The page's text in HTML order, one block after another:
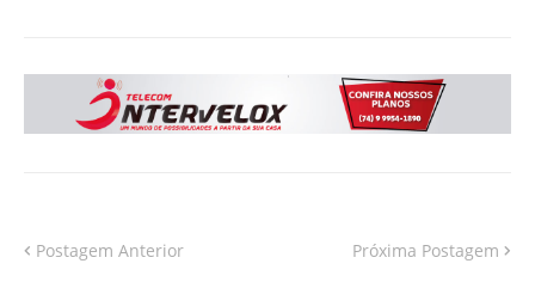
Postagem Anterior Próxima Postagem